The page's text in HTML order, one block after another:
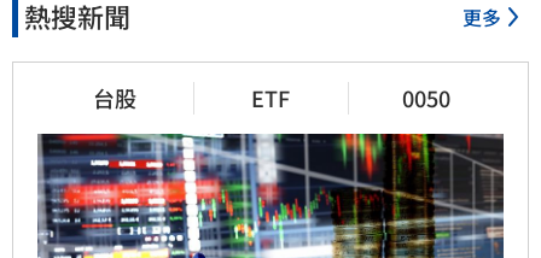
熱搜新聞 更多
台股 ETF 0050